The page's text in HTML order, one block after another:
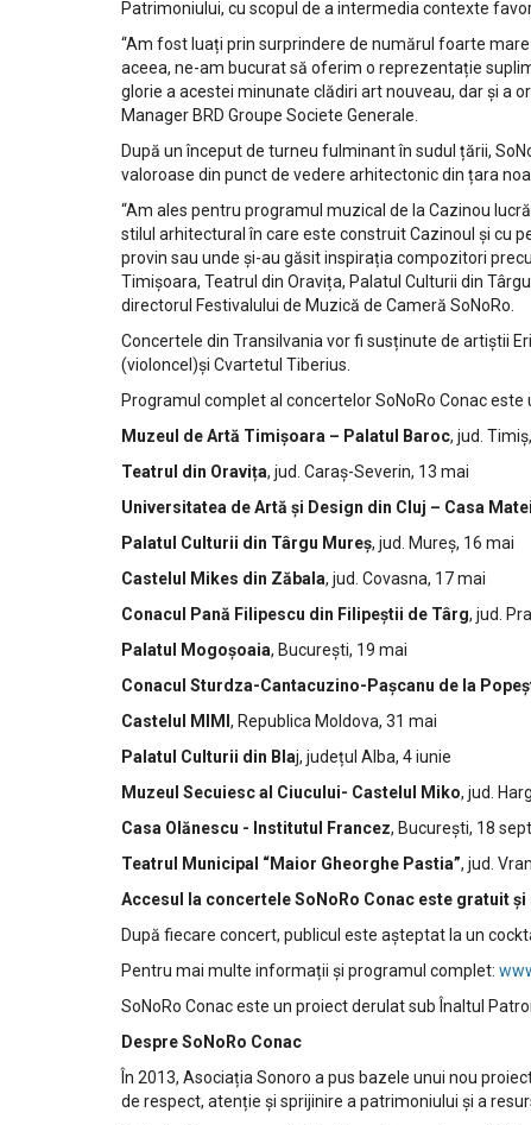
Patrimoniului, cu scopul de a intermedia contexte
“Am fost luați prin surprindere de numărul foarte
aceea, ne-am bucurat să oferim o reprezentație
glorie a acestei minunate clădiri art nouveau, dar și a
Manager BRD Groupe Societe Generale.
După un început de turneu fulminant în sudul țării,
valoroase din punct de vedere arhitectonic din țara
“Am ales pentru programul muzical de la Cazinou
stilul arhitectural în care este construit Cazinoul și cu
provin sau unde și-au găsit inspirația compozitori
Timișoara, Teatrul din Oravița, Palatul Culturii din
directorul Festivalului de Muzică de Cameră SoNoRo.
Concertele din Transilvania vor fi susținute de artiștii
(violoncel)și Cvartetul Tiberius.
Programul complet al concertelor SoNoRo Conac este
Muzeul de Artă Timișoara – Palatul Baroc, jud.
Teatrul din Oravița, jud. Caraș-Severin, 13 mai
Universitatea de Artă și Design din Cluj – Casa
Palatul Culturii din Târgu Mureș, jud. Mureș, 16 mai
Castelul Mikes din Zăbala, jud. Covasna, 17 mai
Conacul Pană Filipescu din Filipeștii de Târg, jud.
Palatul Mogoșoaia, București, 19 mai
Conacul Sturdza-Cantacuzino-Pașcanu de la
Castelul MIMI , Republica Moldova, 31 mai
Palatul Culturii din Blaj, județul Alba, 4 iunie
Muzeul Secuiesc al Ciucului- Castelul Miko, jud.
Casa Olănescu - Institutul Francez, București, 18
Teatrul Municipal “Maior Gheorghe Pastia”, jud.
Accesul la concertele SoNoRo Conac este gratuit
După fiecare concert, publicul este așteptat la un
Pentru mai multe informații și programul complet:
SoNoRo Conac este un proiect derulat sub Înaltul
Despre SoNoRo Conac
În 2013, Asociația Sonoro a pus bazele unui nou
de respect, atenție și sprijinire a patrimoniului și a